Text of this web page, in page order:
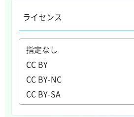
ライセンス